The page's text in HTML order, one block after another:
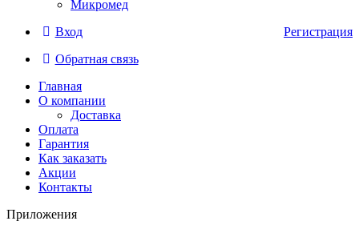
Микромед
Регистрация
Вход
Обратная связь
Главная
О компании
Доставка
Оплата
Гарантия
Как заказать
Акции
Контакты
Приложения